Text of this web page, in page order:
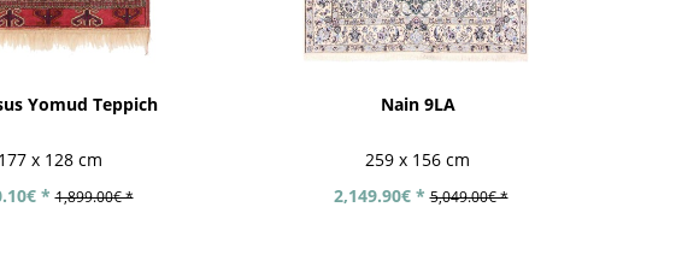
Yomud Teppich
177 x 128 cm
* 1,899.00€ *
Nain 9LA
259 x 156 cm
2,149.90€ * 5,049.00€ *